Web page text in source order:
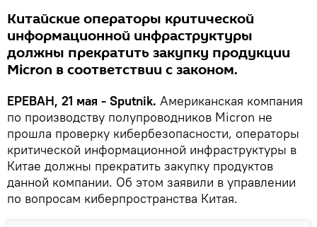
Китайские операторы критической
информационной инфраструктуры
должны прекратить закупку продукции
Micron в соответствии с законом.
ЕРЕВАН, 21 мая - Sputnik. Американская компания
по производству полупроводников Micron не
прошла проверку кибербезопасности, операторы
критической информационной инфраструктуры в
Китае должны прекратить закупку продуктов
данной компании. Об этом заявили в управлении
по вопросам киберпространства Китая.